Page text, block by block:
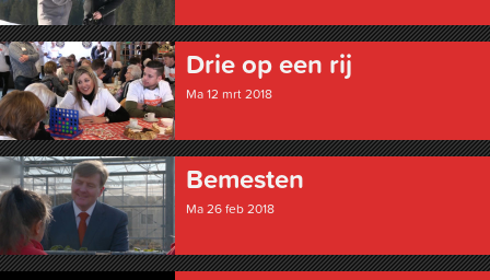
Drie op een rij
Ma 12 mrt 2018
Bemesten
Ma 26 feb 2018